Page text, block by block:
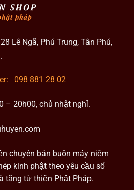
Lê Ngã, Phú Trung, Tân Phú,
098 881 28 02
20h00, chủ nhật nghỉ.
chuyên bán buôn máy niệm
kinh phật theo yêu cầu số
tặng từ thiện Phật Pháp.